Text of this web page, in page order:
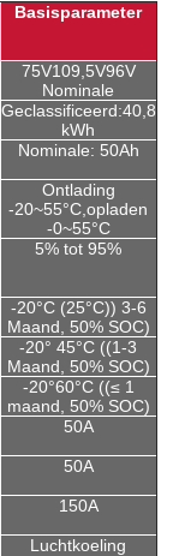
Basisparameter
75V109,5V96V
Nominale
Geclassificeerd:40,8
kWh
Nominale: 50Ah
Ontlading
-20~55°C,opladen
-0~55°C
5% tot 95%
-20°C (25°C)) 3-6
Maand, 50% SOC)
-20° 45°C ((1-3
Maand, 50% SOC)
-20°60°C ((≤ 1
maand, 50% SOC)
50A
50A
150A
Luchtkoeling